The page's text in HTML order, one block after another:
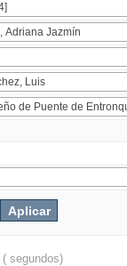
( segundos)